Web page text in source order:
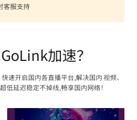
客服支持
加速？
速开启国内各直播平台,解决国内 视频、
低延迟稳定不掉线,畅享国内网络！